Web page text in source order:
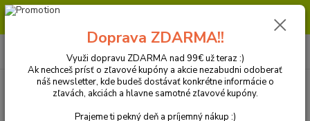
Milí zákazníci, pri objednávke nad 99€ získate poštovné ZDARMA.
(Po-Pia, 8:30-16:30 hod.)
Doprava ZDARMA!!
Využi dopravu ZDARMA nad 99€ už teraz :)
Ak nechceš prísť o zľavové kupóny a akcie nezabudni odoberať
náš newsletter, kde budeš dostávať konkrétne informácie o
zľavách, akciách a hlavne samotné zľavové kupóny.
Prajeme ti pekný deň a príjemný nákup :)